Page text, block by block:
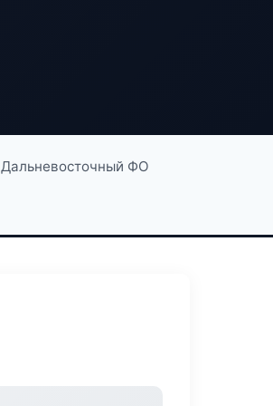
Дальневосточный ФО